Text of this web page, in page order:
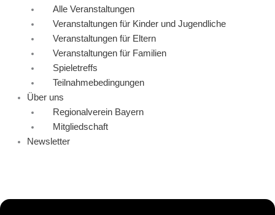
Alle Veranstaltungen
Veranstaltungen für Kinder und Jugendliche
Veranstaltungen für Eltern
Veranstaltungen für Familien
Spieletreffs
Teilnahmebedingungen
Über uns
Regionalverein Bayern
Mitgliedschaft
Newsletter